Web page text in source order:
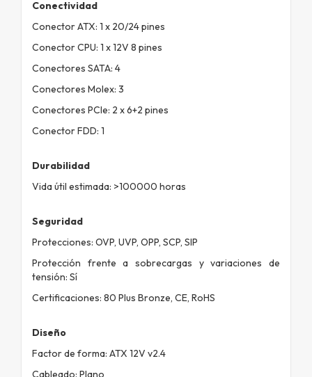
Conectividad
Conector ATX: 1 x 20/24 pines
Conector CPU: 1 x 12V 8 pines
Conectores SATA: 4
Conectores Molex: 3
Conectores PCIe: 2 x 6+2 pines
Conector FDD: 1
Durabilidad
Vida útil estimada: >100000 horas
Seguridad
Protecciones: OVP, UVP, OPP, SCP, SIP
Protección frente a sobrecargas y variaciones de
tensión: Sí
Certificaciones: 80 Plus Bronze, CE, RoHS
Diseño
Factor de forma: ATX 12V v2.4
Cableado: Plano